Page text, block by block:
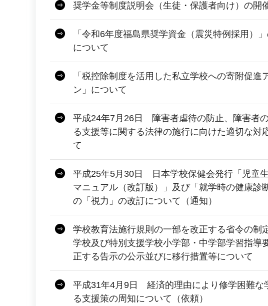
奨学金等制度説明会（生徒・保護者向け）の開
「令和6年度福島県奨学資金（震災特例採用）
について
「税控除制度を活用した私立学校への寄附促進
ン」について
平成24年7月26日 障害者虐待の防止、障害者
る支援等に関する法律の施行に向けた適切な対
て
平成25年5月30日 日本学校保健会発行「児童
マニュアル（改訂版）」及び「就学時の健康診
の「視力」の改訂について（通知）
学校教育法施行規則の一部を改正する省令の制
学校及び特別支援学校小学部・中学部学習指導
正する告示の公示並びに移行措置等について
平成31年4月9日 経済的理由により修学困難な
る支援策の周知について（依頼）